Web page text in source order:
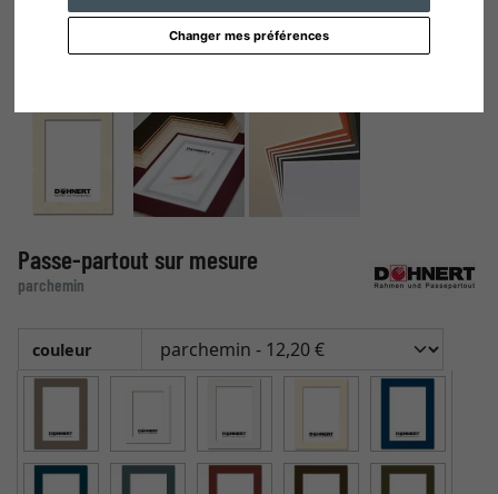
Changer mes préférences
Passe-partout sur mesure
parchemin
couleur